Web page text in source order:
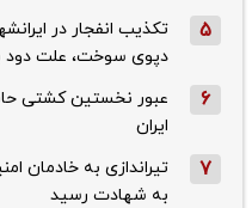
5
تکذیب ‌انفجار در
دپوی سوخت، علت دود
6
عبور نخستین کشتی
ایران
7
تیراندازی به خادمان
به شهادت رسید